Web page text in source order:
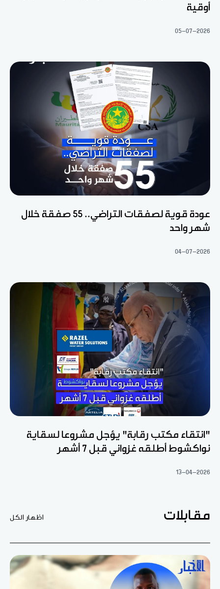
أوقية
05-07-2026
عودة قوية لصفقات التراضي.. 55 صفقة خلال
شهر واحد
04-07-2026
"انتقاء مكتب رقابة" يؤجل مشروعا لسقاية
نواكشوط أطلقه غزواني قبل 7 أشهر
13-04-2026
مقابلات اظهار الكل